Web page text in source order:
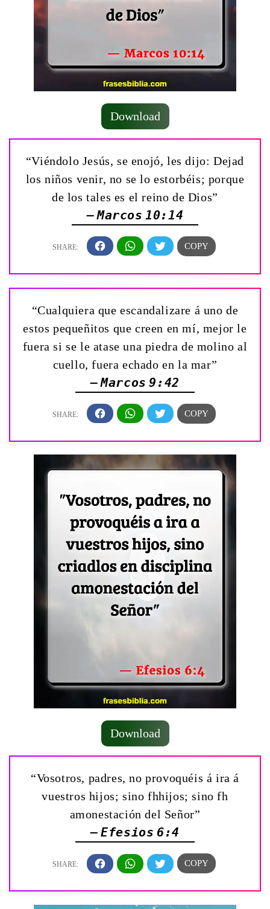
Download
“Viéndolo Jesús, se enojó, les dijo: Dejad
los niños venir, no se lo estorbéis; porque
de los tales es el reino de Dios”
— Marcos 10:14
“Cualquiera que escandalizare á uno de
estos pequeñitos que creen en mí, mejor le
fuera si se le atase una piedra de molino al
cuello, fuera echado en la mar”
— Marcos 9:42
Download
“Vosotros, padres, no provoquéis á ira á
vuestros hijos; sino fhhijos; sino fh
amonestación del Señor”
— Efesios 6:4